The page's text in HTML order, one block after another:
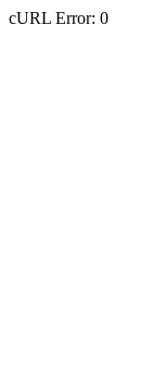
cURL Error: 0